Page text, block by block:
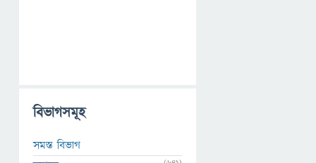
বিভাগসমূহ
সমস্ত বিভাগ